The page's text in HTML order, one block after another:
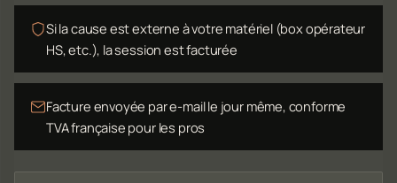
Si la cause est externe à votre matériel (box opérateur
HS, etc.), la session est facturée
Facture envoyée par e-mail le jour même, conforme
TVA française pour les pros